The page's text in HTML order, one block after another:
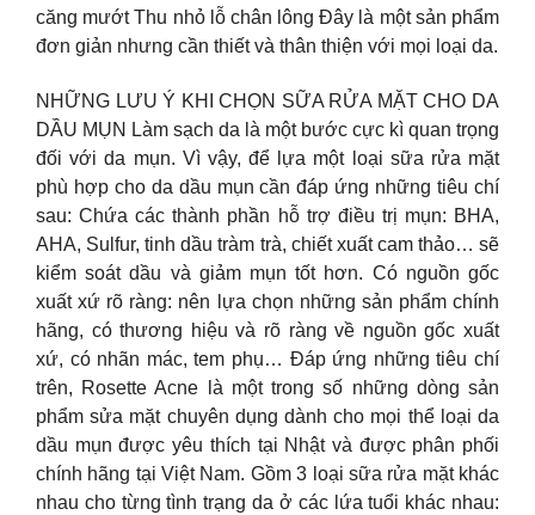
căng mướt​ Thu nhỏ lỗ chân lông​ Đây là một sản phẩm
đơn giản nhưng cần thiết và thân thiện với mọi loại da.​
NHỮNG LƯU Ý KHI CHỌN SỮA RỬA MẶT CHO DA
DẦU MỤN Làm sạch da là một bước cực kì quan trọng
đối với da mụn. Vì vậy, để lựa một loại sữa rửa mặt
phù hợp cho da dầu mụn cần đáp ứng những tiêu chí
sau: Chứa các thành phần hỗ trợ điều trị mụn: BHA,
AHA, Sulfur, tinh dầu tràm trà, chiết xuất cam thảo… sẽ
kiểm soát dầu và giảm mụn tốt hơn. Có nguồn gốc
xuất xứ rõ ràng: nên lựa chọn những sản phẩm chính
hãng, có thương hiệu và rõ ràng về nguồn gốc xuất
xứ, có nhãn mác, tem phụ… Đáp ứng những tiêu chí
trên, Rosette Acne là một trong số những dòng sản
phẩm sửa mặt chuyên dụng dành cho mọi thể loại da
dầu mụn được yêu thích tại Nhật và được phân phối
chính hãng tại Việt Nam. Gồm 3 loại sữa rửa mặt khác
nhau cho từng tình trạng da ở các lứa tuổi khác nhau: